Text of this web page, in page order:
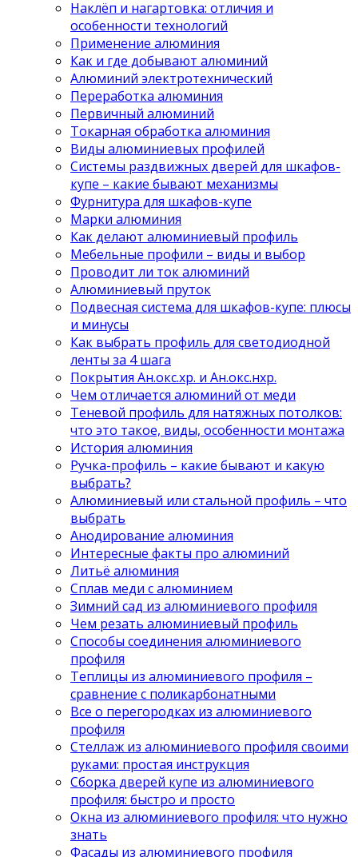
Наклёп и нагартовка: отличия и
особенности технологий
Применение алюминия
Как и где добывают алюминий
Алюминий электротехнический
Переработка алюминия
Первичный алюминий
Токарная обработка алюминия
Виды алюминиевых профилей
Системы раздвижных дверей для шкафов-
купе – какие бывают механизмы
Фурнитура для шкафов-купе
Марки алюминия
Как делают алюминиевый профиль
Мебельные профили – виды и выбор
Проводит ли ток алюминий
Алюминиевый пруток
Подвесная система для шкафов-купе: плюсы
и минусы
Как выбрать профиль для светодиодной
ленты за 4 шага
Покрытия Ан.окс.хр. и Ан.окс.нхр.
Чем отличается алюминий от меди
Теневой профиль для натяжных потолков:
что это такое, виды, особенности монтажа
История алюминия
Ручка-профиль – какие бывают и какую
выбрать?
Алюминиевый или стальной профиль – что
выбрать
Анодирование алюминия
Интересные факты про алюминий
Литьё алюминия
Сплав меди с алюминием
Зимний сад из алюминиевого профиля
Чем резать алюминиевый профиль
Способы соединения алюминиевого
профиля
Теплицы из алюминиевого профиля –
сравнение с поликарбонатными
Все о перегородках из алюминиевого
профиля
Стеллаж из алюминиевого профиля своими
руками: простая инструкция
Сборка дверей купе из алюминиевого
профиля: быстро и просто
Окна из алюминиевого профиля: что нужно
знать
Фасады из алюминиевого профиля